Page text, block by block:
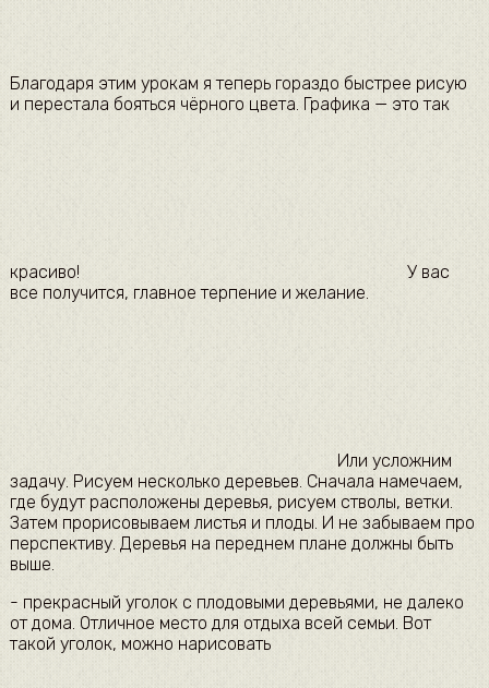
​Благодаря этим урокам я теперь гораздо быстрее рисую
и перестала бояться чёрного цвета. Графика — это так
красиво!​
​У вас
все получится, главное терпение и желание.​
​Или усложним
задачу. Рисуем несколько деревьев. Сначала намечаем,
где будут расположены деревья, рисуем стволы, ветки.
Затем прорисовываем листья и плоды. И не забываем про
перспективу. Деревья на переднем плане должны быть
выше.​
​- прекрасный уголок с плодовыми деревьями, не далеко
от дома. Отличное место для отдыха всей семьи. Вот
такой уголок, можно нарисовать​